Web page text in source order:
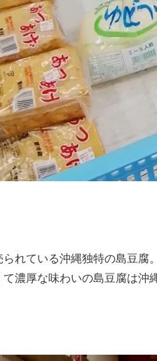
れている沖縄独特の島豆腐。
濃厚な味わいの島豆腐は沖